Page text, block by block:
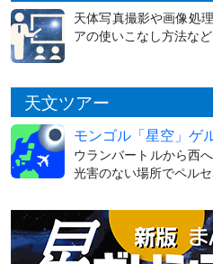
天体写真撮影や画像処
アの使いこなし方法な
天文ツアー
モンゴル「星空」ゲ
ウランバートルから西
光害のない場所でペル